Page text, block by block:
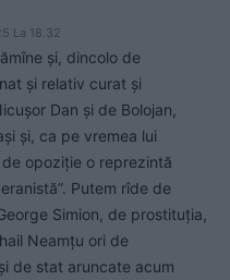
La 18.32
și, dincolo de
și relativ curat și
Dan și de Bolojan,
și, ca pe vremea lui
opoziție o reprezintă
Putem rîde de
Simion, de prostituția,
Neamțu ori de
de stat aruncate acum